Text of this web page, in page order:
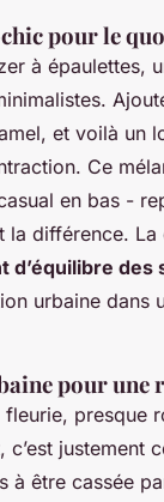
pour le
à épaulettes,
et voilà un
Ce
en bas -
la différence. La
d’équilibre des
urbaine dans
pour une
presque
c’est justement
à être cassée